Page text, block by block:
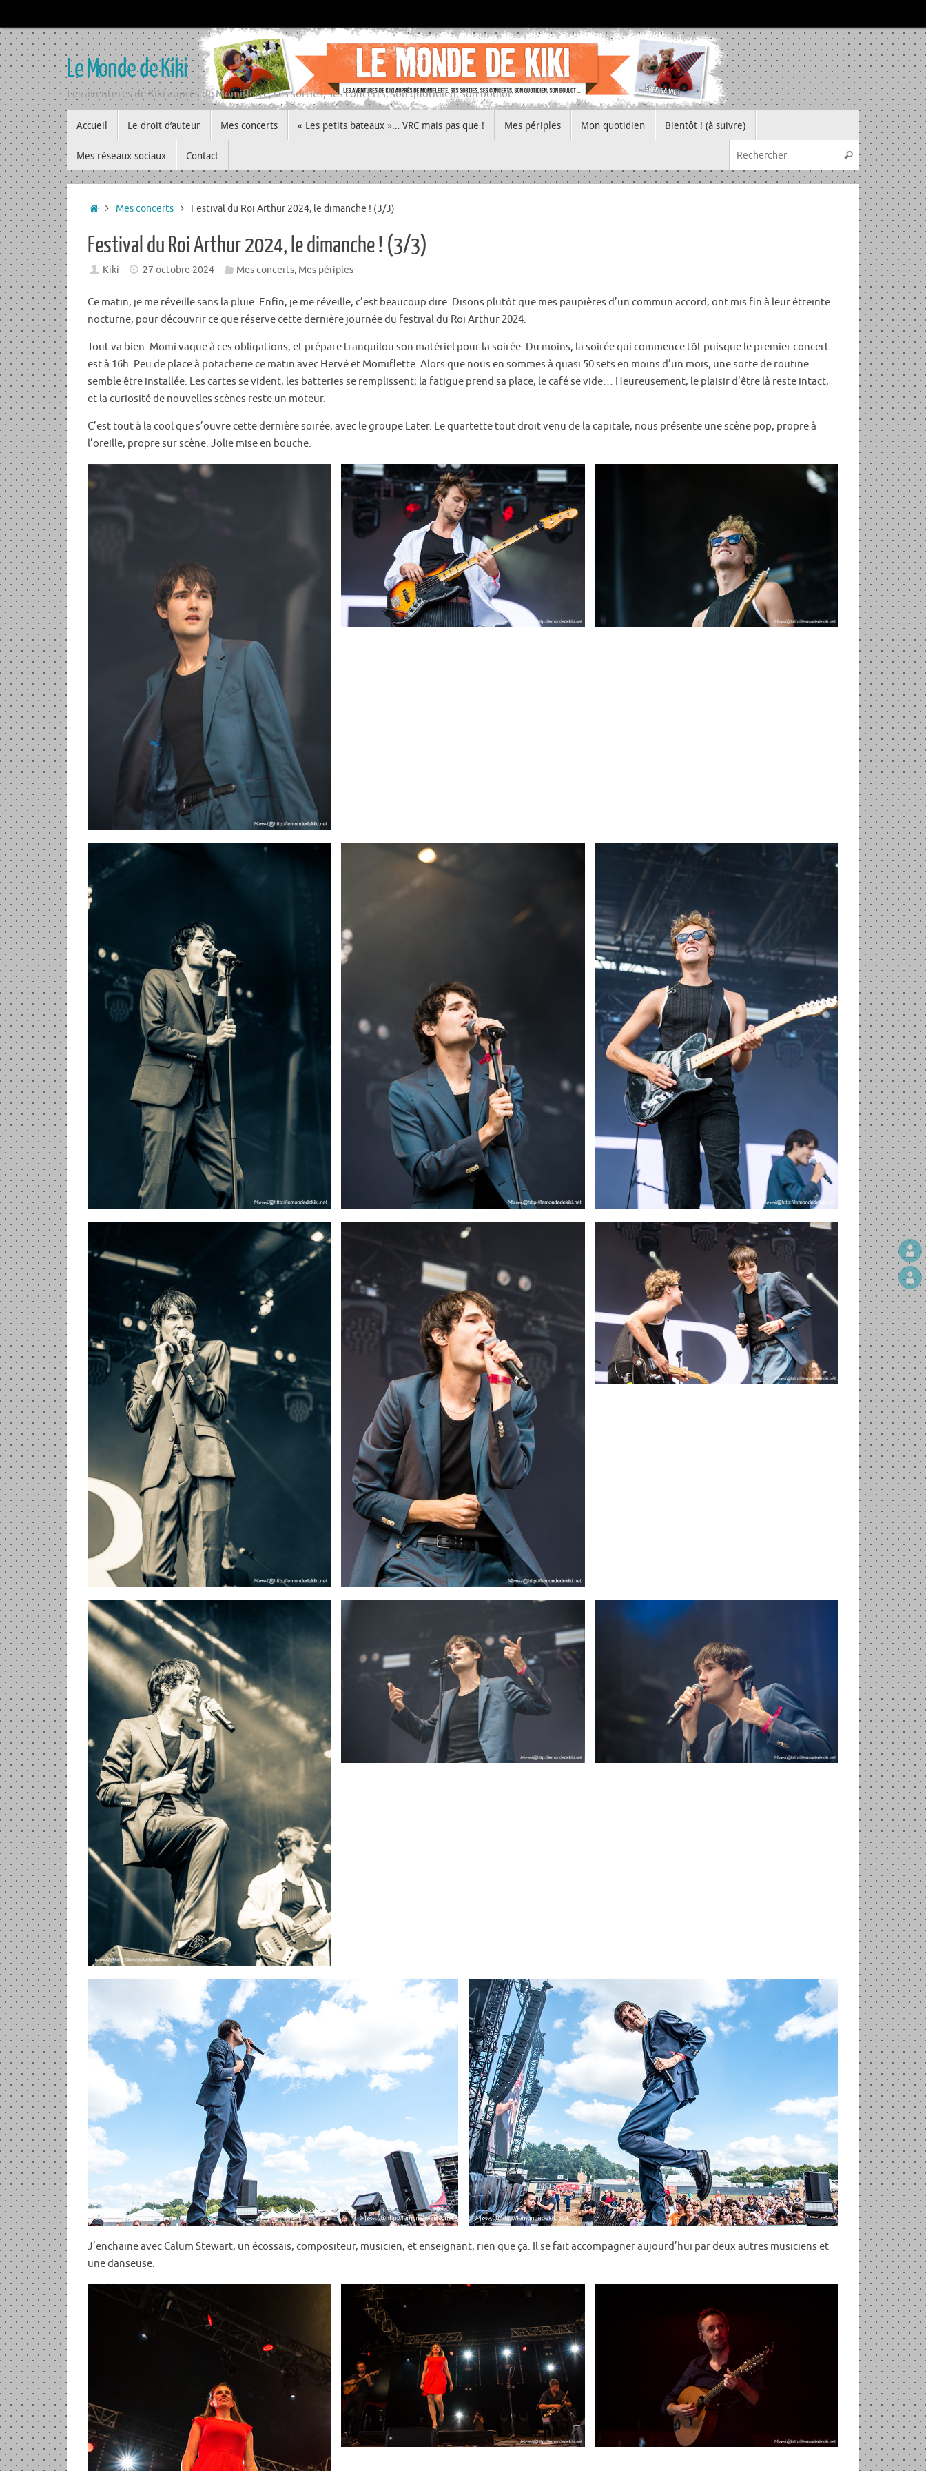
au
contenu
Le Monde de Kiki
Les aventures de Kiki auprès de Momiflette, ses sorties, ses concerts, son quotidien, son boulot
au
contenu
Accueil Le droit d’auteur Mes concerts « Les petits bateaux »… VRC mais pas que ! Mes périples Mon quotidien Bientôt ! (à suivre)
Mes réseaux sociaux Contact
Recherche
Rechercher
Accueil
Mes concerts Festival du Roi Arthur 2024, le dimanche ! (3/3)
Festival du Roi Arthur 2024, le dimanche ! (3/3)
Kiki 27 octobre 2024 Mes concerts, Mes périples
Ce matin, je me réveille sans la pluie. Enfin, je me réveille, c’est beaucoup dire. Disons plutôt que mes paupières d’un commun accord, ont mis fin à leur étreinte
nocturne, pour découvrir ce que réserve cette dernière journée du festival du Roi Arthur 2024.
Tout va bien. Momi vaque à ces obligations, et prépare tranquilou son matériel pour la soirée. Du moins, la soirée qui commence tôt puisque le premier concert
est à 16h. Peu de place à potacherie ce matin avec Hervé et Momiflette. Alors que nous en sommes à quasi 50 sets en moins d’un mois, une sorte de routine
semble être installée. Les cartes se vident, les batteries se remplissent; la fatigue prend sa place, le café se vide… Heureusement, le plaisir d’être là reste intact,
et la curiosité de nouvelles scènes reste un moteur.
C’est tout à la cool que s’ouvre cette dernière soirée, avec le groupe Later. Le quartette tout droit venu de la capitale, nous présente une scène pop, propre à
l’oreille, propre sur scène. Jolie mise en bouche.
J’enchaine avec Calum Stewart, un écossais, compositeur, musicien, et enseignant, rien que ça. Il se fait accompagner aujourd’hui par deux autres musiciens et
une danseuse.